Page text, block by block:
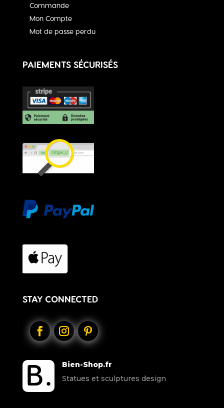
Commande
Mon Compte
Mot de passe perdu
PAIEMENTS SÉCURISÉS
STAY CONNECTED
Bien-Shop.fr
Statues et sculptures design